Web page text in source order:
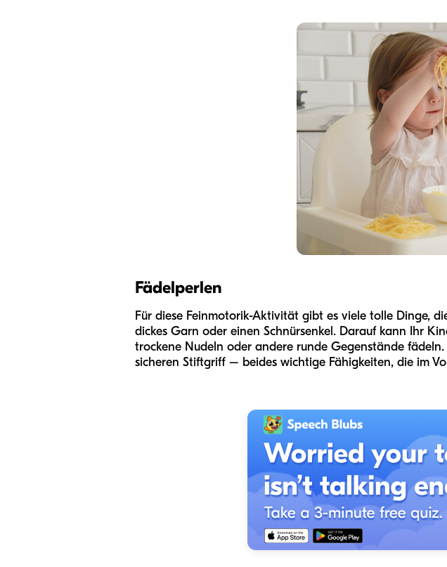
Fädelperlen
Für diese Feinmotorik-Aktivität gibt es viele tolle Dinge,
dickes Garn oder einen Schnürsenkel. Darauf kann Ihr
trockene Nudeln oder andere runde Gegenstände
sicheren Stiftgriff – beides wichtige Fähigkeiten, die im